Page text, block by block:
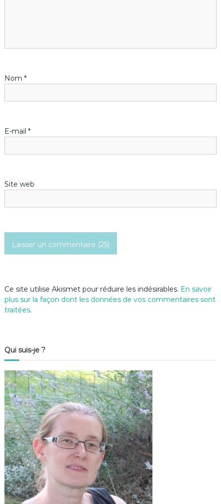
Nom *
E-mail *
Site web
Ce site utilise Akismet pour réduire les indésirables. En savoir
plus sur la façon dont les données de vos commentaires sont
traitées.
Qui suis-je ?